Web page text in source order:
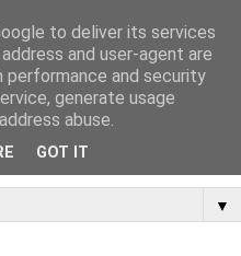
▼
to deliver its services
and user-agent are
performance and security
generate usage
abuse.
GOT IT